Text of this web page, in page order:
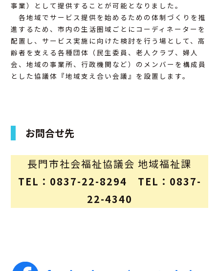
利用したい
採用情報
アクセス
事業）として提供することが可能となりました。
各地域でサービス提供を始めるための体制づくりを推
進するため、市内の生活圏域ごとにコーディネーターを
配置し、サービス実施に向けた検討を行う場として、高
齢者を支える各種団体（民生委員、老人クラブ、婦人
会、地域の事業所、行政機関など）のメンバーを構成員
とした協議体『地域支え合い会議』を設置します。
お問合せ先
長門市社会福祉協議会 地域福祉課
TEL：0837-22-8294 TEL：0837-
22-4340